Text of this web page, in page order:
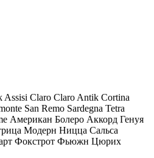
Assisi Claro Claro Antik Cortina
San Remo Sardegna Tetra
Американ Болеро Аккорд Генуя
Модерн Ницца Сальса
Фокстрот Фьюжн Цюрих